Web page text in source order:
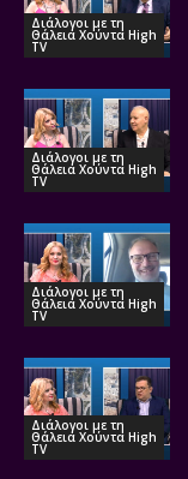
Διάλογοι με τη
Θάλεια Χούντα High
TV
Διάλογοι με τη
Θάλεια Χούντα High
TV
Διάλογοι με τη
Θάλεια Χούντα High
TV
Διάλογοι με τη
Θάλεια Χούντα High
TV